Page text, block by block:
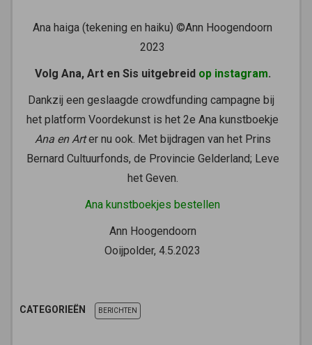
Ana haiga (tekening en haiku) ©Ann Hoogendoorn
2023
Volg Ana, Art en Sis uitgebreid op instagram.
Dankzij een geslaagde crowdfunding campagne bij
het platform Voordekunst is het 2e Ana kunstboekje
Ana en Arter nu ook. Met bijdragen van het Prins
Bernard Cultuurfonds, de Provincie Gelderland; Leve
het Geven.
Ana kunstboekjes bestellen
Ann Hoogendoorn
Ooijpolder, 4.5.2023
CATEGORIEËN BERICHTEN